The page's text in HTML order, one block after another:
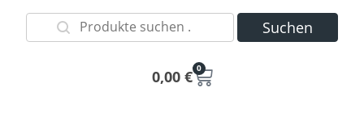
Suchen
0,00 € 0